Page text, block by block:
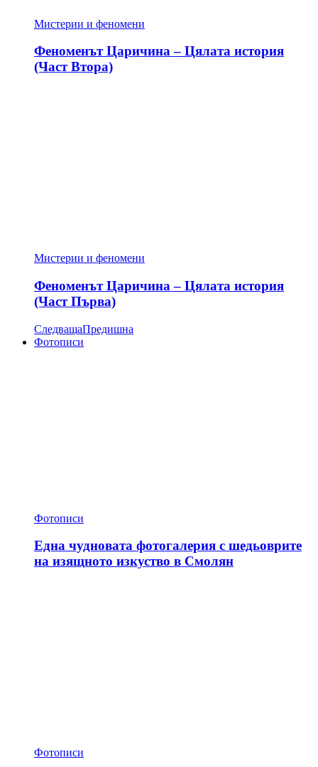
Мистерии и феномени
Феноменът Царичина – Цялата история
(Част Втора)
Мистерии и феномени
Феноменът Царичина – Цялата история
(Част Първа)
СледващаПредишна
Фотописи
Фотописи
Една чудновата фотогалерия с шедьоврите
на изящното изкуство в Смолян
Фотописи